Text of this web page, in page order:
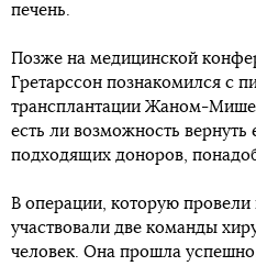
печень.
Позже на медицинской
Гретарссон познакомился с
трансплантации Жаном-
есть ли возможность
подходящих доноров,
В операции, которую
участвовали две команды
человек. Она прошла